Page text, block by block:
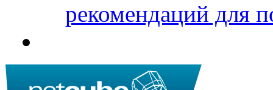
рекомендаций для